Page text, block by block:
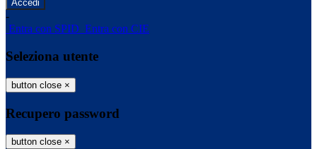
-
Entra con SPID Entra con CIE
Seleziona utente
button close ×
Recupero password
button close ×